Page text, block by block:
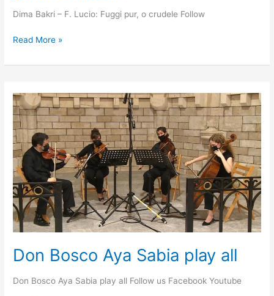
Dima Bakri – F. Lucio: Fuggi pur, o crudele Follow
Read More »
Don Bosco Aya Sabia play all
Don Bosco Aya Sabia play all Follow us Facebook Youtube
Don
Bosco
Aya
Sabia
play
all